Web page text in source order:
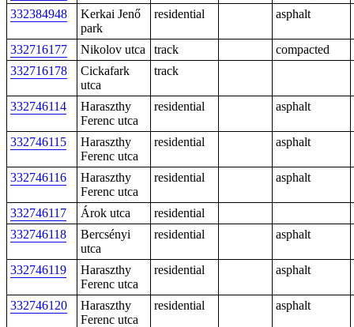
332384948
Kerkai Jenő
park
residential asphalt
332716177 Nikolov utca track
compacted
332716178
Cickafark
utca
track
332746114
Haraszthy
Ferenc utca
residential asphalt
332746115
Haraszthy
Ferenc utca
residential asphalt
332746116
Haraszthy
Ferenc utca
residential asphalt
332746117 Árok utca
residential
332746118
Bercsényi
utca
residential asphalt
332746119
Haraszthy
Ferenc utca
residential asphalt
332746120
Haraszthy
Ferenc utca
residential asphalt